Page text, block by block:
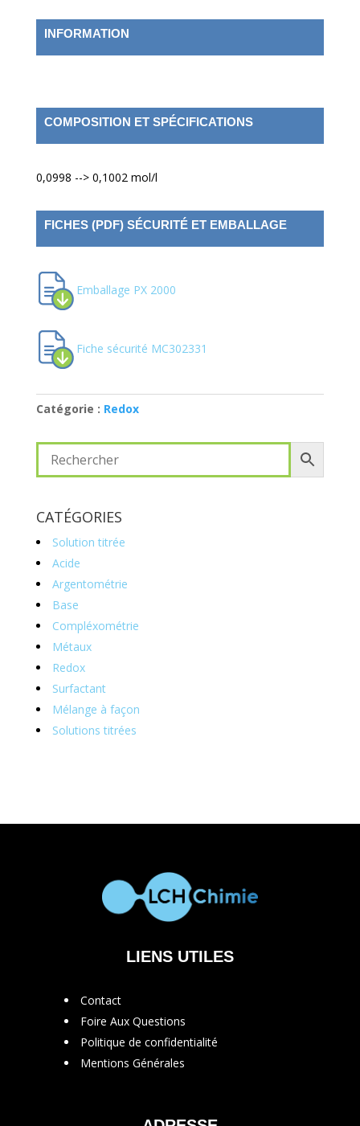
INFORMATION
COMPOSITION ET SPÉCIFICATIONS
0,0998 --> 0,1002 mol/l
FICHES (PDF) SÉCURITÉ ET EMBALLAGE
Emballage PX 2000
Fiche sécurité MC302331
Catégorie : Redox
CATÉGORIES
Solution titrée
Acide
Argentométrie
Base
Compléxométrie
Métaux
Redox
Surfactant
Mélange à façon
Solutions titrées
LIENS UTILES
Contact
Foire Aux Questions
Politique de confidentialité
Mentions Générales